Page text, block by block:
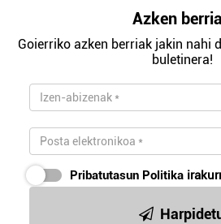
Azken
Goierriko azken berriak jakin nahi
buletinera!
Pribatutasun Politika